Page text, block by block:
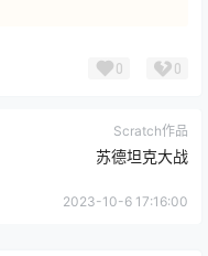
0 0
Scratch作品
苏德坦克大战
2023-10-6 17:16:00